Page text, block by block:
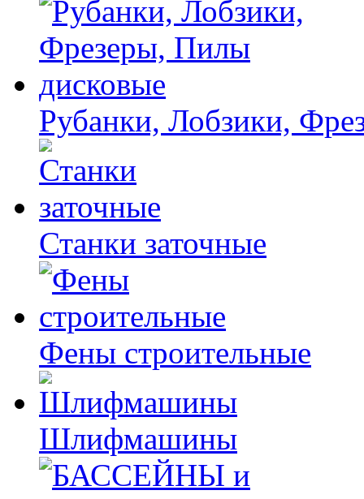
Рубанки, Лобзики,
Станки заточные
Фены строительные
Шлифмашины